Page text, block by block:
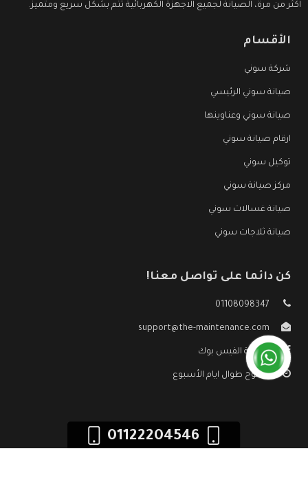
اكثر من مرة، الصيانة لجميع الاجهزة الكهربائية تتم بشكل سريع ومتميز.
الأقسام
شركة سوني
صيانة سوني الرئيسي
صيانة سوني وعناوينها
ارقام صيانة سوني
توكيل سوني
مركز صيانة سوني
صيانة غسالات سوني
صيانة ثلاجات سوني
كن دائما على تواصل معنا!
01108098347
support@the-maintenance.com
صفحة الفيس بوك
مفتوح طوال ايام الأسبوع
01122204546